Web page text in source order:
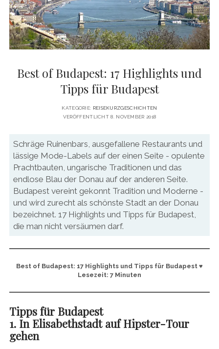
DATENSCHUTZERKLÄRUNG
VITA
PRESSE & MEDIEN
MEDIADATEN
twitterfacebook
pinterestyoutubeinstagram
Best of Budapest: 17 Highlights und
Tipps für Budapest
KATEGORIE: REISEKURZGESCHICHTEN
VERÖFFENTLICHT 8. NOVEMBER 2018
Schräge Ruinenbars, ausgefallene Restaurants und
lässige Mode-Labels auf der einen Seite - opulente
Prachtbauten, ungarische Traditionen und das
endlose Blau der Donau auf der anderen Seite.
Budapest vereint gekonnt Tradition und Moderne -
und wird zurecht als schönste Stadt an der Donau
bezeichnet. 17 Highlights und Tipps für Budapest,
die man nicht versäumen darf.
Best of Budapest: 17 Highlights und Tipps für Budapest ♥
Lesezeit: 7 Minuten
Tipps für Budapest
1. In Elisabethstadt auf Hipster-Tour
gehen